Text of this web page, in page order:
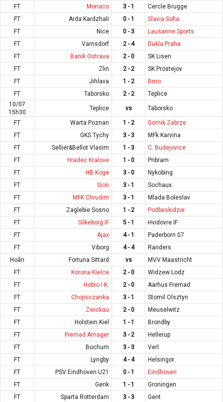
FT Monaco 3 - 1
Cercle Brugge
FT
Arda Kardzhali 0 - 1
Slavia Sofia
FT
Nice 0 - 3
Lausanne Sports
FT
Varnsdorf 2 - 4
Dukla Praha
FT
Banik Ostrava 2 - 0
SK Lisen
FT
Zlin 2 - 2
SK Prostejov
FT
Jihlava 1 - 2
Brno
FT
Taborsko 2 - 2
Teplice
10/07
15h30
Teplice vs Taborsko
FT Warta Poznan 1 - 2
Gornik Zabrze
FT
GKS Tychy 3 - 3
MFk Karvina
FT
Sellier&Bellot Vlasim 1 - 3
C. Budejovice
FT
Hradec Kralove 1 - 0
Pribram
FT
HB Koge 3 - 0
Nykobing
FT
Sion 3 - 1
Sochaux
FT
MFK Chrudim 3 - 1
Mlada Boleslav
FT
Zaglebie Sosno 1 - 2
Podbeskidzie
FT
Silkeborg IF 5 - 1
Hvidovre IF
FT
Ajax 4 - 1
Paderborn 07
FT
Viborg 4 - 4
Randers
Hoãn
Fortuna Sittard vs
MVV Maastricht
FT
Korona Kielce 2 - 0
Widzew Lodz
FT
Hobro I.K. 2 - 0
Aarhus Fremad
FT
Chojniczanka 3 - 1
Stomil Olsztyn
FT
Zwickau 2 - 0
Meuselwitz
FT
Holstein Kiel 1 - 1
Brondby
FT
Fremad Amager 3 - 2
Hellerup
FT
Bochum 3 - 3
Verl
FT
Lyngby 4 - 4
Helsingor
FT
PSV Eindhoven U21 0 - 1
Eindhoven
FT
Genk 1 - 1
Groningen
FT
Sparta Rotterdam 3 - 3
Gent